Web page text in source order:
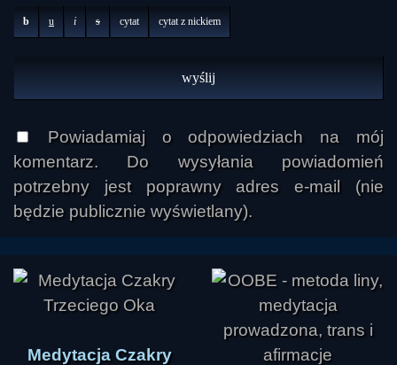
b u i s cytat cytat z nickiem
Powiadamiaj o odpowiedziach na mój
komentarz. Do wysyłania powiadomień
potrzebny jest poprawny adres e-mail (nie
będzie publicznie wyświetlany).
Medytacja Czakry